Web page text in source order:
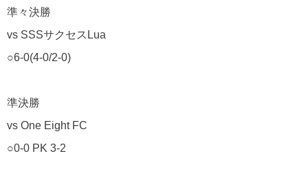
準々決勝
vs SSSサクセスLua
○6-0(4-0/2-0)
準決勝
vs One Eight FC
○0-0 PK 3-2